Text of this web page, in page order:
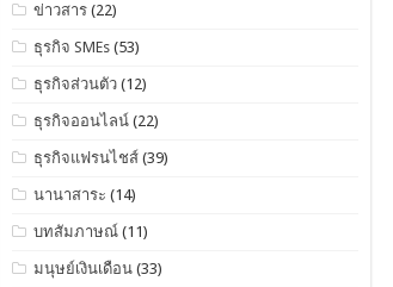
ข่าวสาร (22)
ธุรกิจ SMEs (53)
ธุรกิจส่วนตัว (12)
ธุรกิจออนไลน์ (22)
ธุรกิจแฟรนไชส์ (39)
นานาสาระ (14)
บทสัมภาษณ์ (11)
มนุษย์เงินเดือน (33)